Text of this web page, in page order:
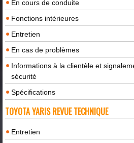
En cours de conduite
Fonctions intérieures
Entretien
En cas de problèmes
Informations à la clientèle et
sécurité
Spécifications
TOYOTA YARIS REVUE TECHNIQUE
Entretien